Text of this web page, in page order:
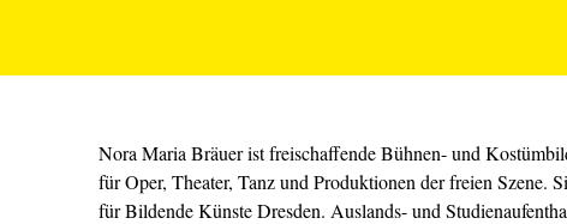
Nora Maria Bräuer ist freischaffende Bühnen- und
für Oper, Theater, Tanz und Produktionen der freien Szene.
für Bildende Künste Dresden. Auslands- und